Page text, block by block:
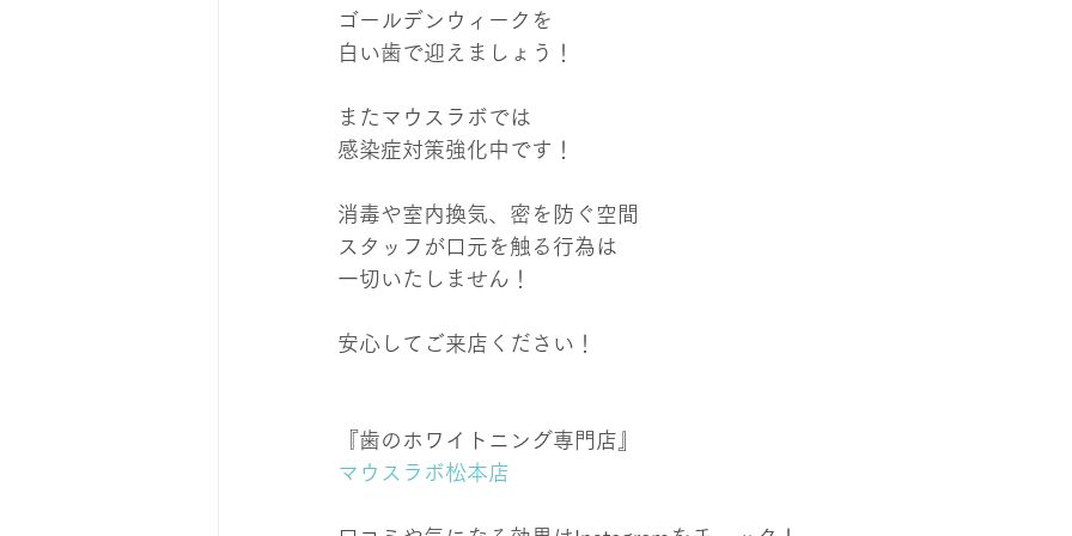
ゴールデンウィークを
白い歯で迎えましょう！
またマウスラボでは
感染症対策強化中です！
消毒や室内換気、密を防ぐ空間
スタッフが口元を触る行為は
一切いたしません！
安心してご来店ください！
『歯のホワイトニング専門店』
マウスラボ松本店